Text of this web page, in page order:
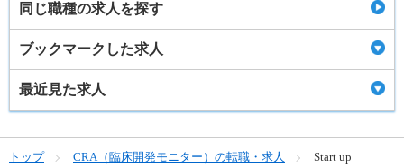
同じ職種の求人を探す
ブックマークした求人
最近見た求人
トップ CRA（臨床開発モニター）の転職・求人
Start up